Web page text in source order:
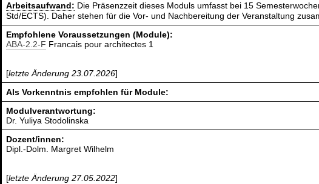
Arbeitsaufwand: Die Präsenzzeit dieses Moduls umfasst bei 15
Std/ECTS). Daher stehen für die Vor- und Nachbereitung der Veranstaltung
Empfohlene Voraussetzungen (Module):
ABA-2.2-F Francais pour architectes 1
[letzte Änderung 23.07.2026]
Als Vorkenntnis empfohlen für Module:
Modulverantwortung:
Dr. Yuliya Stodolinska
Dozent/innen:
Dipl.-Dolm. Margret Wilhelm
[letzte Änderung 27.05.2022]